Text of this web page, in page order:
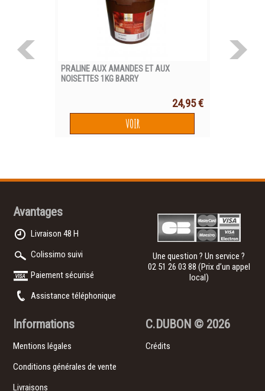
PRALINE AUX AMANDES ET AUX
NOISETTES 1KG BARRY
24,95 €
VOIR
Avantages
Livraison 48 H
Colissimo suivi
Paiement sécurisé
Assistance téléphonique
Une question ? Un service ?
02 51 26 03 88 (Prix d’un appel
local)
Informations
Mentions légales
Conditions générales de vente
Livraisons
C.DUBON © 2026
Crédits